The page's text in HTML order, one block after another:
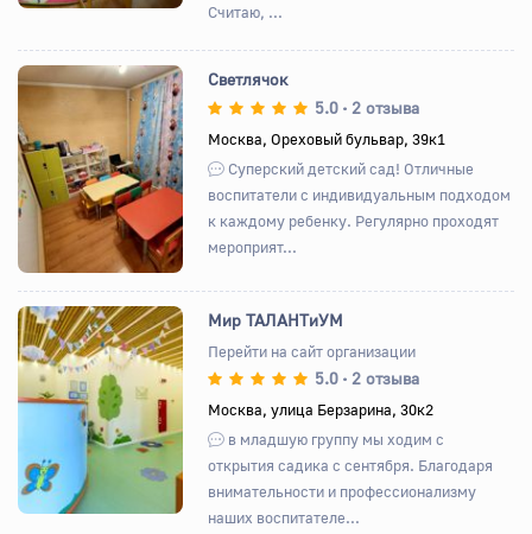
Считаю, ...
Назад Вперед
Светлячок
5.0 • 2 отзыва
Москва, Ореховый бульвар, 39к1
Суперский детский сад! Отличные
воспитатели с индивидуальным подходом
к каждому ребенку. Регулярно проходят
мероприят...
Назад Вперед
Мир ТАЛАНТиУМ
Перейти на сайт организации
5.0 • 2 отзыва
Москва, улица Берзарина, 30к2
в младшую группу мы ходим с
открытия садика с сентября. Благодаря
внимательности и профессионализму
наших воспитателе...